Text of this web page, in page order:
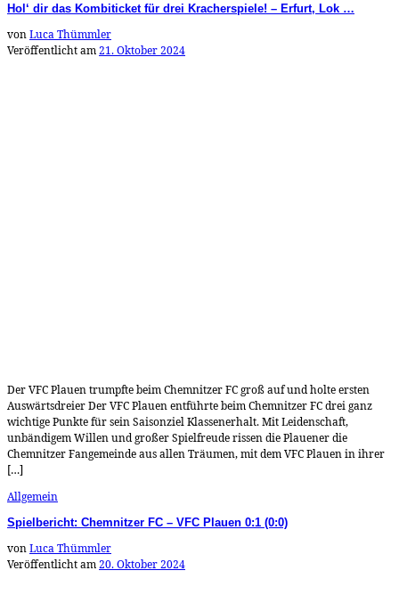
Hol‘ dir das Kombiticket für drei Kracherspiele! – Erfurt, Lok …
vonLuca Thümmler
Veröffentlicht am21. Oktober 2024
Der VFC Plauen trumpfte beim Chemnitzer FC groß auf und holte ersten
Auswärtsdreier Der VFC Plauen entführte beim Chemnitzer FC drei ganz
wichtige Punkte für sein Saisonziel Klassenerhalt. Mit Leidenschaft,
unbändigem Willen und großer Spielfreude rissen die Plauener die
Chemnitzer Fangemeinde aus allen Träumen, mit dem VFC Plauen in ihrer
[…]
Allgemein
Spielbericht: Chemnitzer FC – VFC Plauen 0:1 (0:0)
vonLuca Thümmler
Veröffentlicht am20. Oktober 2024